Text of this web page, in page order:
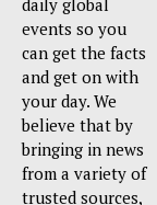
daily global
events so you
can get the facts
and get on with
your day. We
believe that by
bringing in news
from a variety of
trusted sources,